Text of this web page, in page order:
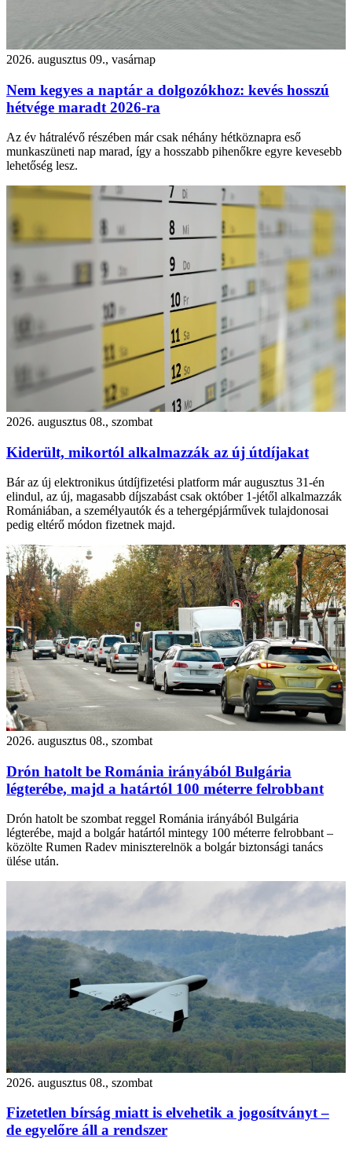
2026. augusztus 09., vasárnap
Nem kegyes a naptár a dolgozókhoz: kevés hosszú
hétvége maradt 2026-ra
Az év hátralévő részében már csak néhány hétköznapra eső
munkaszüneti nap marad, így a hosszabb pihenőkre egyre kevesebb
lehetőség lesz.
2026. augusztus 08., szombat
Kiderült, mikortól alkalmazzák az új útdíjakat
Bár az új elektronikus útdíjfizetési platform már augusztus 31-én
elindul, az új, magasabb díjszabást csak október 1-jétől alkalmazzák
Romániában, a személyautók és a tehergépjárművek tulajdonosai
pedig eltérő módon fizetnek majd.
2026. augusztus 08., szombat
Drón hatolt be Románia irányából Bulgária
légterébe, majd a határtól 100 méterre felrobbant
Drón hatolt be szombat reggel Románia irányából Bulgária
légterébe, majd a bolgár határtól mintegy 100 méterre felrobbant –
közölte Rumen Radev miniszterelnök a bolgár biztonsági tanács
ülése után.
2026. augusztus 08., szombat
Fizetetlen bírság miatt is elvehetik a jogosítványt –
de egyelőre áll a rendszer